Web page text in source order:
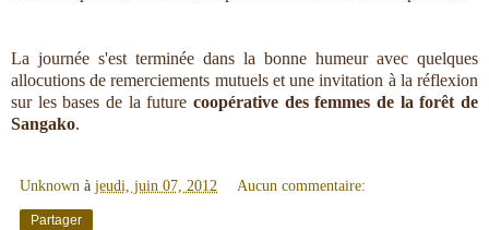
La journée s'est terminée dans la bonne humeur avec quelques
allocutions de remerciements mutuels et une invitation à la réflexion
sur les bases de la future coopérative des femmes de la forêt de
Sangako.
Unknown à jeudi, juin 07, 2012 Aucun commentaire:
Partager